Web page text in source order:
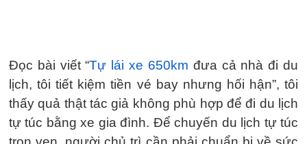
Đọc bài viết “Tự lái xe 650km đưa cả nhà đi du
lịch, tôi tiết kiệm tiền vé bay nhưng hối hận”, tôi
thấy quả thật tác giả không phù hợp để đi du lịch
tự túc bằng xe gia đình. Để chuyến du lịch tự túc